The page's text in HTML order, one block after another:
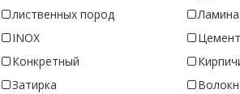
лиственных пород
INOX
Цемент
Конкретный
Затирка